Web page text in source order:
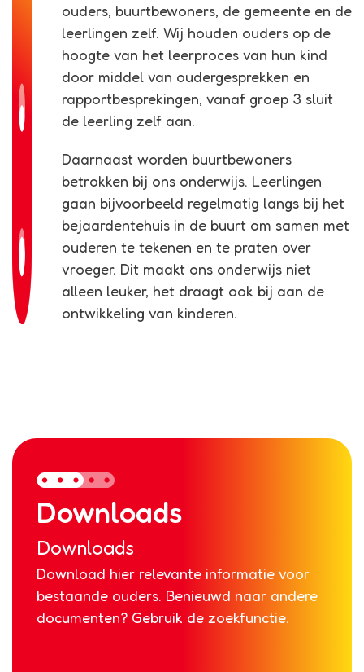
ouders, buurtbewoners, de gemeente en de
leerlingen zelf. Wij houden ouders op de
hoogte van het leerproces van hun kind
door middel van oudergesprekken en
rapportbesprekingen, vanaf groep 3 sluit
de leerling zelf aan.
Daarnaast worden buurtbewoners
betrokken bij ons onderwijs. Leerlingen
gaan bijvoorbeeld regelmatig langs bij het
bejaardentehuis in de buurt om samen met
ouderen te tekenen en te praten over
vroeger. Dit maakt ons onderwijs niet
alleen leuker, het draagt ook bij aan de
ontwikkeling van kinderen.
Downloads
Downloads
Download hier relevante informatie voor
bestaande ouders. Benieuwd naar andere
documenten? Gebruik de zoekfunctie.